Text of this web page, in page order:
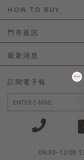
HOW TO BUY
如何購買
會員常見問題
訂單常見問題
商品售後服務
電子發票
門市資訊
門市資訊
最新消息
LINE官方會員活動
訂閱電子報
09:30~12:00